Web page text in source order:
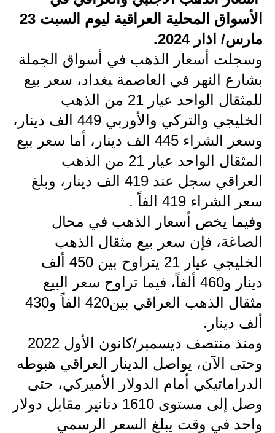
الاخبار الاقتصادية
الاخبار الرياضية
المدارس
اخبار وقرارات وزارة التربية
نتائج الامتحانات
المرحلة الابتدائية
المرحلة المتوسطة
المرحلة الاعدادية
اسئلة وزارية
المرحلة الابتدائية
المرحلة المتوسطة
المرحلة الاعدادية
مرشحات
المرحلة الابتدائية
المرحلة المتوسطة
الأسواق المحلية العراقية ليوم السبت 23
مارس/ اذار 2024.
وسجلت أسعار الذهب في أسواق الجملة
ب‍‍‍شارع النهر في العاصمة ‍‍بغداد، سعر بيع
للمثقال الواحد عيار 21 من الذهب
الخليجي والتركي والأوربي 449 الف دينار،
وسعر الشراء 445 الف دينار، أما سعر بيع
المثقال الواحد عيار 21 من الذهب
العراقي سجل عند 419 الف دينار، وبلغ
سعر الشراء 419 الفاً .
وفيما يخص أسعار الذهب في محال
الصاغة، فإن سعر بيع مثقال الذهب
الخليجي عيار 21 يتراوح بين 450 ألف
دينار و460 ألفاً، فيما تراوح سعر البيع
مثقال الذهب العراقي بين420 الفاً و430
ألف دينار.
ومنذ منتصف ديسمبر/كانون الأول 2022
وحتى الآن، يواصل الدينار العراقي هبوطه
الدراماتيكي أمام الدولار الأميركي، حتى
وصل إلى مستوى 1610 دنانير مقابل دولار
واحد في وقت يبلغ السعر الرسمي